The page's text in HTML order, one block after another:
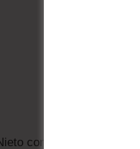
con enviar el